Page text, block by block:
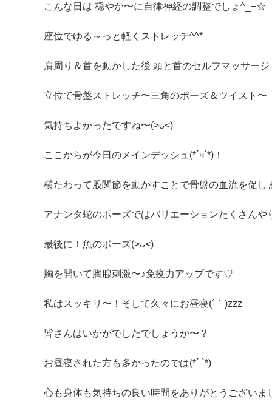
こんな日は 穏やか〜に自律神経の調整でしょ^_−☆
座位でゆる～っと軽くストレッチ^^*
肩周り＆首を動かした後 頭と首のセルフマッサー
立位で骨盤ストレッチ〜三角のポーズ＆ツイスト〜
気持ちよかったですね〜(>ᴗ<)
ここからが今日のメインデッシュ(*´ч`*)！
横たわって股関節を動かすことで骨盤の血流を促し
アナンタ蛇のポーズではバリエーションたくさんや
最後に！魚のポーズ(>ᴗ<)
胸を開いて胸腺刺激〜♪免疫力アップです♡
私はスッキリ〜！そして久々にお昼寝(´｀)zzz
皆さんはいかがでしたでしょうか〜？
お昼寝された方も多かったのでは(*´ `*)
心も身体も気持ちの良い時間をありがとうございま